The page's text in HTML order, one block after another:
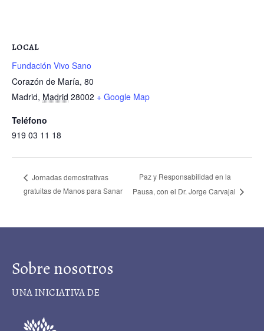
LOCAL
Fundación Vivo Sano
Corazón de María, 80
Madrid, Madrid 28002 + Google Map
Teléfono
919 03 11 18
Jornadas demostrativas
gratuitas de Manos para Sanar
Paz y Responsabilidad en la
Pausa, con el Dr. Jorge Carvajal
Sobre nosotros
UNA INICIATIVA DE